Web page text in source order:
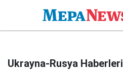
Ukrayna-Rusya Haberleri